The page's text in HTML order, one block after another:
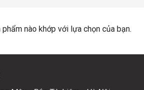
nào khớp với lựa chọn của bạn.